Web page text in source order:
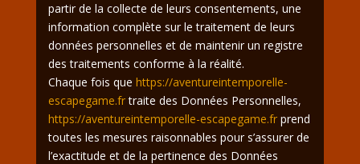
partir de la collecte de leurs consentements, une
information complète sur le traitement de leurs
données personnelles et de maintenir un registre
des traitements conforme à la réalité.
Chaque fois que https://aventureintemporelle-
escapegame.frtraite des Données Personnelles,
https://aventureintemporelle-escapegame.frprend
toutes les mesures raisonnables pour s’assurer de
l’exactitude et de la pertinence des Données